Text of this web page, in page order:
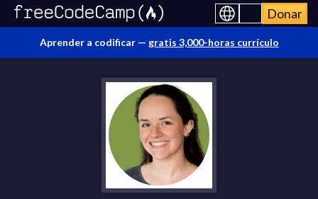
Donar
Aprender a codificar — gratis 3,000-horas currículo